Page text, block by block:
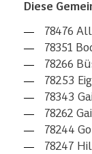
Diese
78476
78351
78266
78253
78343
78262
78244
78247